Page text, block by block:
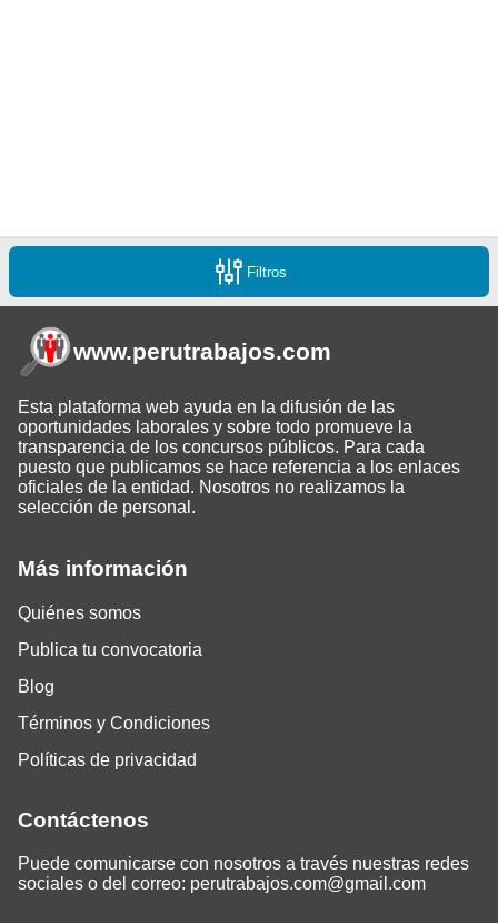
Filtros
Más información
Quiénes somos
Publica tu convocatoria
Blog
Términos y Condiciones
Políticas de privacidad
Contáctenos
Puede comunicarse con nosotros a través nuestras redes
sociales o del correo: perutrabajos.com@gmail.com
www.perutrabajos.com
Esta plataforma web ayuda en la difusión de las
oportunidades laborales y sobre todo promueve la
transparencia de los concursos públicos. Para cada
puesto que publicamos se hace referencia a los enlaces
oficiales de la entidad. Nosotros no realizamos la
selección de personal.